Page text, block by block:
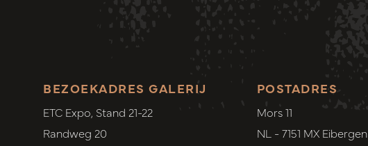
POSTADRES
Mors 11
NL - 7151 MX Eibergen
BEZOEKADRES GALERIJ
ETC Expo, Stand 21-22
Randweg 20